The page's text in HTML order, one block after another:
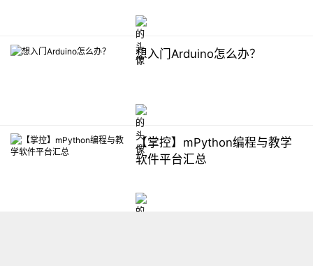
想入门Arduino怎么办？
【掌控】mPython编程与教学
软件平台汇总